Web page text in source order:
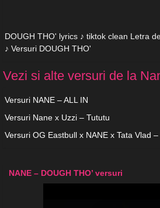
DOUGH THO' lyrics ♪ tiktok clean Letra
♪ Versuri DOUGH THO'
Vezi si alte versuri de la
Versuri NANE – ALL IN
Versuri Nane x Uzzi – Tututu
Versuri OG Eastbull x NANE x Tata Vlad
NANE – DOUGH THO’ versuri